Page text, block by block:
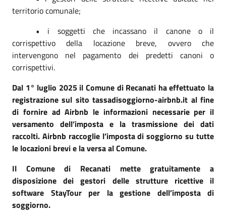
territorio comunale;
• i soggetti che incassano il canone o il
corrispettivo della locazione breve, ovvero che
intervengono nel pagamento dei predetti canoni o
corrispettivi.
Dal 1° luglio 2025 il Comune di Recanati ha effettuato la
registrazione sul sito tassadisoggiorno-airbnb.it al fine
di fornire ad Airbnb le informazioni necessarie per il
versamento dell’imposta e la trasmissione dei dati
raccolti. Airbnb raccoglie l’imposta di soggiorno su tutte
le locazioni brevi e la versa al Comune.
Il Comune di Recanati mette gratuitamente a
disposizione dei gestori delle strutture ricettive il
software StayTour per la gestione dell’imposta di
soggiorno.